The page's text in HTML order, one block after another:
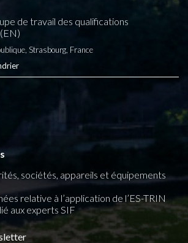
de travail des qualifications
Strasbourg, France
sociétés, appareils et équipements
relative à l’application de l’ES-TRIN
aux experts SIF